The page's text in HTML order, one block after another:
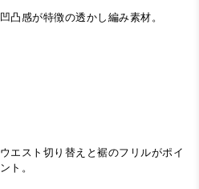
凹凸感が特徴の透かし編み素材。
ウエスト切り替えと裾のフリルがポイ
ント。